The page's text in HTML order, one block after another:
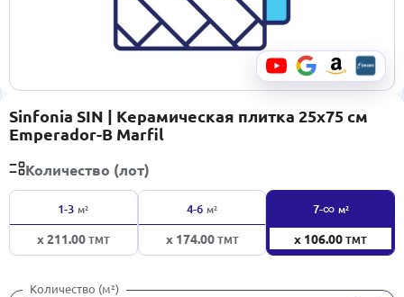
Sinfonia SIN | Керамическая плитка 25x75 см
Emperador-B Marfil
Количество (лот)
1-3 м²
x 211.00ТМТ
4-6 м²
x 174.00ТМТ
7-∞ м²
x 106.00ТМТ
Количество (м²)